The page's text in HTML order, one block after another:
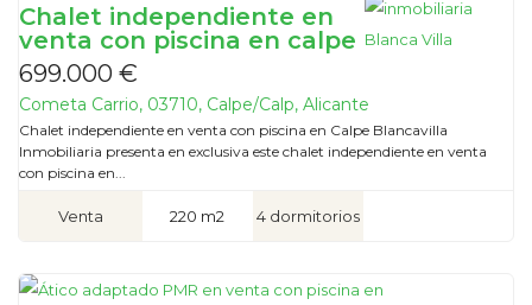
Chalet independiente en
venta con piscina en calpe
699.000 €
Cometa Carrio, 03710, Calpe/Calp, Alicante
Chalet independiente en venta con piscina en Calpe Blancavilla
Inmobiliaria presenta en exclusiva este chalet independiente en venta
con piscina en...
Venta 220 m2 4 dormitorios